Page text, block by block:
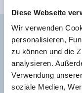
Diese Webseite
Wir verwenden
personalisieren,
zu können und die
analysieren.
Verwendung
soziale Medien,
De fitnessstudio